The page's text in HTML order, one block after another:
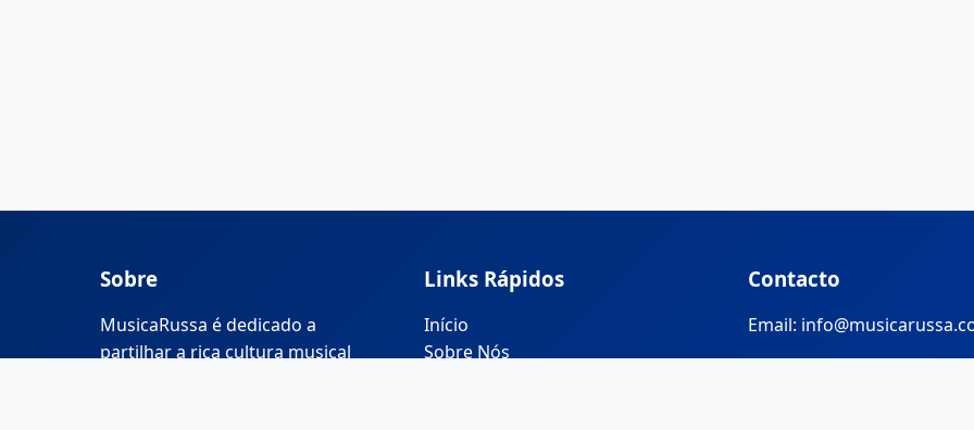
Sobre
MusicaRussa é dedicado a
partilhar a rica cultura musical
Links Rápidos
Início
Sobre Nós
Contacto
Email: